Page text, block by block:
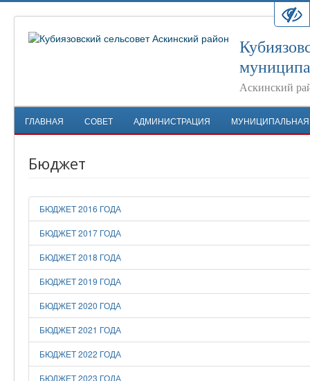
Аскинский
ГЛАВНАЯ СОВЕТ АДМИНИСТРАЦИЯ
Бюджет
БЮДЖЕТ 2016 ГОДА
БЮДЖЕТ 2017 ГОДА
БЮДЖЕТ 2018 ГОДА
БЮДЖЕТ 2019 ГОДА
БЮДЖЕТ 2020 ГОДА
БЮДЖЕТ 2021 ГОДА
БЮДЖЕТ 2022 ГОДА
БЮДЖЕТ 2023 ГОДА